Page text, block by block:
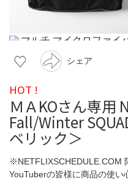
シェア
HOT !
ＭＡKOさん専用
Fall/Winter
ベリック＞
※NETFLIXSCHEDULE.COM
YouTuberの皆様に商品の使い